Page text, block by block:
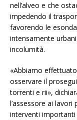
nell’alveo e che
impedendo il
favorendo le
intensamente
incolumità.
«Abbiamo
osservare il
torrenti e rii»,
l’assessore ai lavori
interventi